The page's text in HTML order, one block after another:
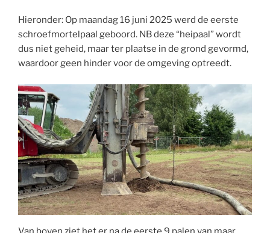
Hieronder: Op maandag 16 juni 2025 werd de eerste
schroefmortelpaal geboord. NB deze “heipaal” wordt
dus niet geheid, maar ter plaatse in de grond gevormd,
waardoor geen hinder voor de omgeving optreedt.